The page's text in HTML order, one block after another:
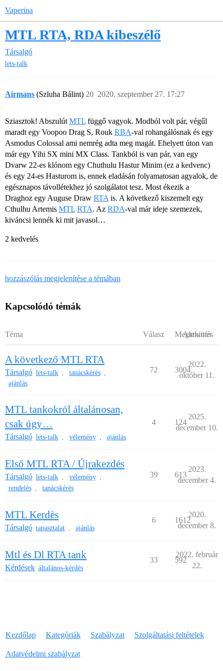
Vaperina
MTL RTA, RDA kibeszélő
Társalgó
lets-talk
Airmans (Szluha Bálint) 2020. szeptember 27. 17:27
20
Sziasztok! Abszulút MTL függő vagyok. Modból volt pár, végűl
maradt egy Voopoo Drag S, Rouk RBA-val rohangálósnak és egy
Asmodus Colossal ami nemrég adta meg magát. Ehelyett úton van
már egy Yihi SX mini MX Class. Tankból is van pár, van egy
Dvarw 22-es klónom egy Chuthulu Hastur Minim (ez a kedvenc)
és egy 24-es Hasturom is, ennek eladásán folyamatosan agyalok, de
egésznapos távollétekhez jó szolgálatot tesz. Most ékezik a
Draghoz egy Auguse Draw RTA is. A következő kiszemelt egy
Cthulhu Artemis MTL RTA. Az RDA-val már ideje szemezek,
kiváncsi lennék ki mit javasol…
2 kedvelés
hozzászólás megjelenítése a témában
Kapcsolódó témák
Téma Válasz Megtekintés
Aktivitás
A következő MTL RTA
Társalgó lets-talk , tanácskérés ,
ajánlás
72 3004
2022.
október 11.
MTL tankokról általánosan,
csak úgy…
Társalgó lets-talk , vélemény , ajánlás
4 124
2025.
december 10.
Első MTL RTA / Újrakezdés
Társalgó lets-talk , vélemény ,
rendelés , tanácskérés
39 613
2023.
december 4.
MTL Kerdès
Társalgó tapasztalat , ajánlás
6 1612
2020.
december 8.
Mtl és Dl RTA tank
Kérdések általános-kérdés
33 592
2022. február
22.
Kezdőlap Kategóriák Szabályzat Szolgáltatási feltételek
Adatvédelmi szabályzat